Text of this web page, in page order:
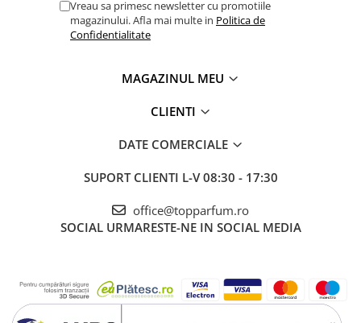
Vreau sa primesc newsletter cu promotiile
magazinului. Afla mai multe in Politica de
Confidentialitate
MAGAZINUL MEU
CLIENTI
DATE COMERCIALE
SUPORT CLIENTI L-V 08:30 - 17:30
office@topparfum.ro
SOCIAL URMARESTE-NE IN SOCIAL MEDIA